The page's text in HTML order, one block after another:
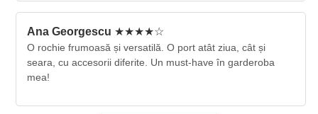
Ana Georgescu ★★★★☆
O rochie frumoasă și versatilă. O port atât ziua, cât și
seara, cu accesorii diferite. Un must-have în garderoba
mea!